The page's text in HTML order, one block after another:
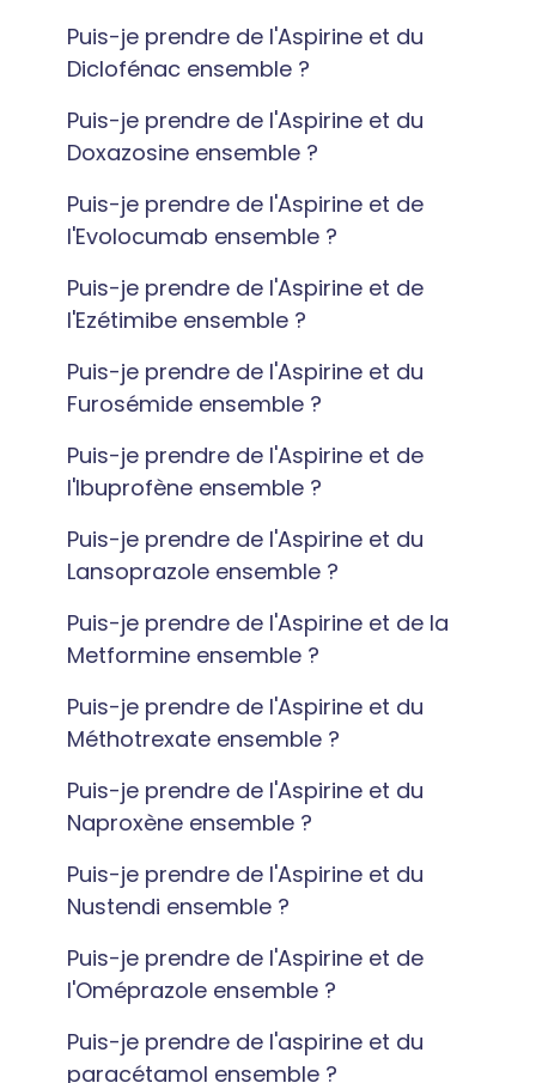
Puis-je prendre de l'Aspirine et du
Diclofénac ensemble ?
Puis-je prendre de l'Aspirine et du
Doxazosine ensemble ?
Puis-je prendre de l'Aspirine et de
l'Evolocumab ensemble ?
Puis-je prendre de l'Aspirine et de
l'Ezétimibe ensemble ?
Puis-je prendre de l'Aspirine et du
Furosémide ensemble ?
Puis-je prendre de l'Aspirine et de
l'Ibuprofène ensemble ?
Puis-je prendre de l'Aspirine et du
Lansoprazole ensemble ?
Puis-je prendre de l'Aspirine et de la
Metformine ensemble ?
Puis-je prendre de l'Aspirine et du
Méthotrexate ensemble ?
Puis-je prendre de l'Aspirine et du
Naproxène ensemble ?
Puis-je prendre de l'Aspirine et du
Nustendi ensemble ?
Puis-je prendre de l'Aspirine et de
l'Oméprazole ensemble ?
Puis-je prendre de l'aspirine et du
paracétamol ensemble ?